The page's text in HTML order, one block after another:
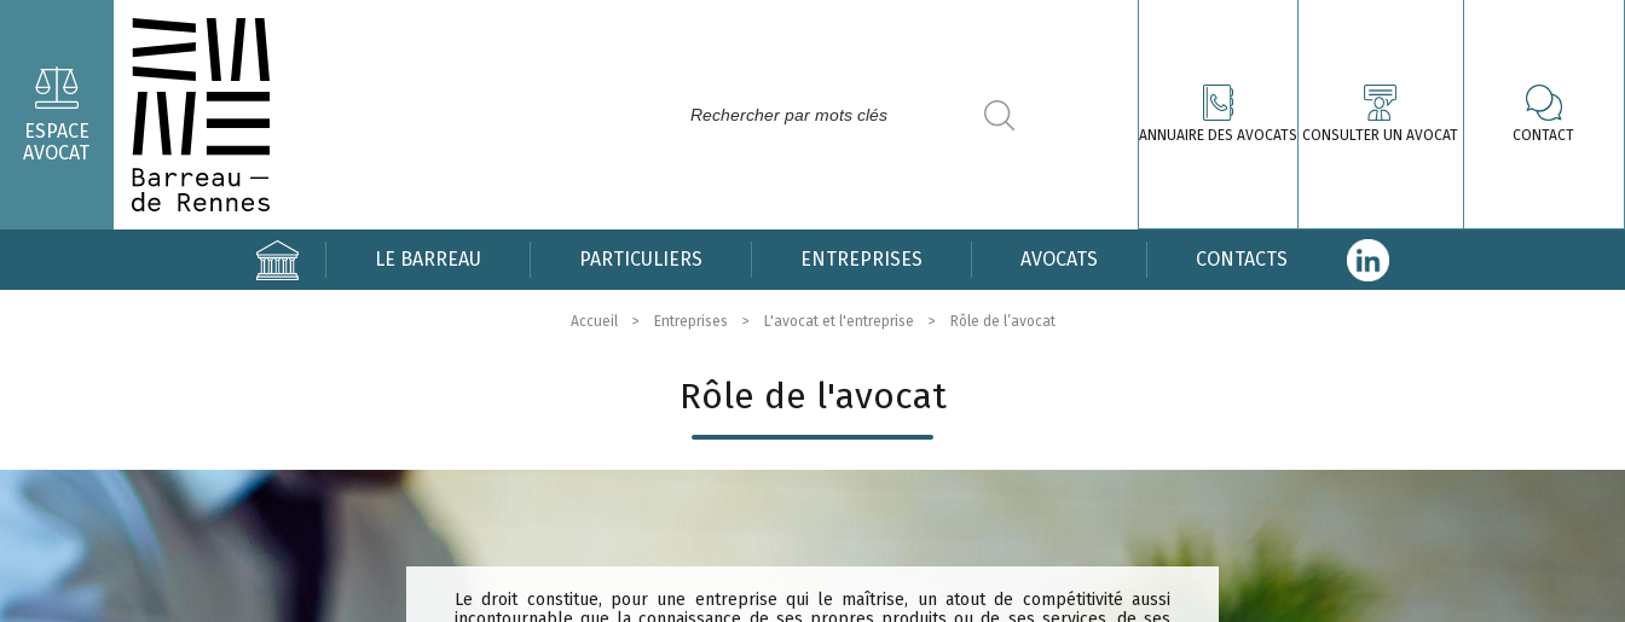
ESPACE
AVOCAT
ANNUAIRE DES AVOCATS CONSULTER UN AVOCAT CONTACT
LE BARREAU PARTICULIERS ENTREPRISES AVOCATS CONTACTS
Accueil Entreprises L'avocat et l'entreprise Rôle de l’avocat
Rôle de l'avocat
Le droit constitue, pour une entreprise qui le maîtrise, un atout de compétitivité aussi